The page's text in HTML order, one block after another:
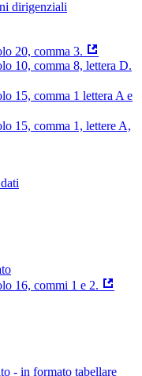
dirigenziali
20, comma 3.
10, comma 8, lettera D.
15, comma 1 lettera A e
15, comma 1, lettere A,
16, commi 1 e 2.
- in formato tabellare